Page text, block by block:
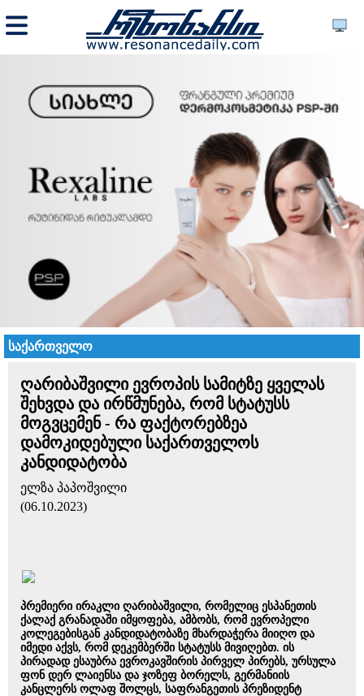
საქართველო
ღარიბაშვილი ევროპის სამიტზე ყველას
შეხვდა და ირწმუნება, რომ სტატუსს
მოგვცემენ - რა ფაქტორებზეა
დამოკიდებული საქართველოს
კანდიდატობა
ელზა პაპოშვილი
(06.10.2023)
პრემიერი ირაკლი ღარიბაშვილი, რომელიც ესპანეთის
ქალაქ გრანადაში იმყოფება, ამბობს, რომ ევროპელი
კოლეგებისგან კანდიდატობაზე მხარდაჭერა მიიღო და
იმედი აქვს, რომ დეკემბერში სტატუსს მივიღებთ. ის
პირადად ესაუბრა ევროკავშირის პირველ პირებს, ურსულა
ფონ დერ ლაიენსა და ჯოზეფ ბორელს, გერმანიის
კანცლერს ოლაფ შოლცს, საფრანგეთის პრეზიდენტ